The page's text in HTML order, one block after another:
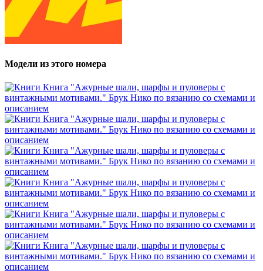
Модели из этого номера